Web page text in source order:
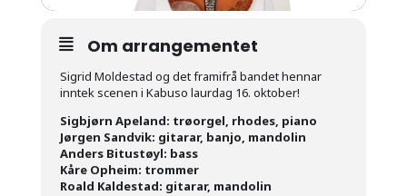
Om arrangementet
Sigrid Moldestad og det framifrå bandet hennar
inntek scenen i Kabuso laurdag 16. oktober!
Sigbjørn Apeland: trøorgel, rhodes, piano
Jørgen Sandvik: gitarar, banjo, mandolin
Anders Bitustøyl: bass
Kåre Opheim: trommer
Roald Kaldestad: gitarar, mandolin